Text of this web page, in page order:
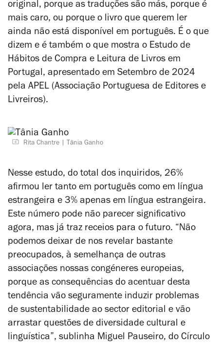
original, porque as traduções são más, porque é
mais caro, ou porque o livro que querem ler
ainda não está disponível em português. É o que
dizem e é também o que mostra o Estudo de
Hábitos de Compra e Leitura de Livros em
Portugal, apresentado em Setembro de 2024
pela APEL (Associação Portuguesa de Editores e
Livreiros).
Rita Chantre Tânia Ganho
Nesse estudo, do total dos inquiridos, 26%
afirmou ler tanto em português como em língua
estrangeira e 3% apenas em língua estrangeira.
Este número pode não parecer significativo
agora, mas já traz receios para o futuro. “Não
podemos deixar de nos revelar bastante
preocupados, à semelhança de outras
associações nossas congéneres europeias,
porque as consequências do acentuar desta
tendência vão seguramente induzir problemas
de sustentabilidade ao sector editorial e vão
arrastar questões de diversidade cultural e
linguística”, sublinha Miguel Pauseiro, do Círculo